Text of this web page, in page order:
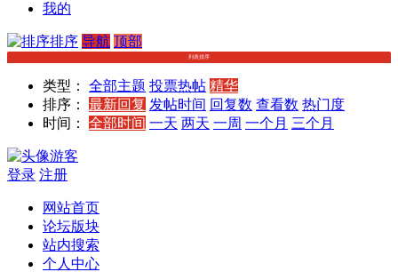
我的
排序 导航 顶部
列表排序
类型： 全部主题 投票热帖 精华
排序：
最新回复 发帖时间 回复数 查看数 热门度
时间：
全部时间 一天 两天 一周 一个月 三个月
游客
登录 注册
网站首页
论坛版块
站内搜索
个人中心